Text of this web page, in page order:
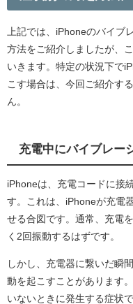
上記では、iPhoneのバイブ
方法をご紹介しましたが、
いきます。特定の状況下で
こす場合は、今回ご紹介す
ん。
充電中にバイブレー
iPhoneは、充電コードに接
す。これは、iPhoneが充電
せる合図です。通常、充電
く2回振動するはずです。
しかし、充電器に繋いだ瞬
動を起こすことがあります
いないときに発生する症状